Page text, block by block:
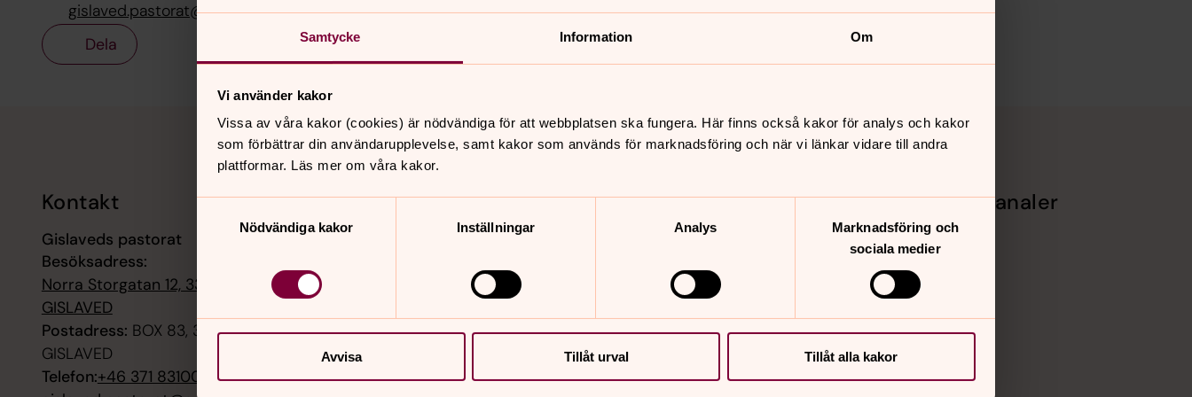
Samtycke Information Om
Vi använder kakor
Vissa av våra kakor (cookies) är nödvändiga för att webbplatsen ska fungera. Här finns också kakor för analys och kakor
som förbättrar din användarupplevelse, samt kakor som används för marknadsföring och när vi länkar vidare till andra
plattformar. Läs mer om våra kakor.
Nödvändiga kakor
Inställningar Analys
Marknadsföring och
sociala medier
Avvisa Tillåt urval Tillåt alla kakor
gislaved.pastorat@svenskakyrkan.se
Dela
Kontakt
Gislaveds pastorat
Besöksadress:
Norra Storgatan 12, 33230
GISLAVED
Postadress: BOX 83, 33222
GISLAVED
Telefon:+46 371 83100
Kalender
församlingshemmets trädgård,
Anderstorps församlingshem
Sommar i Sandvik, Sandviks
sockenstuga
Hitta snabbt
Sidkarta
Sociala kanaler
Facebook
Instagram
Vimeo